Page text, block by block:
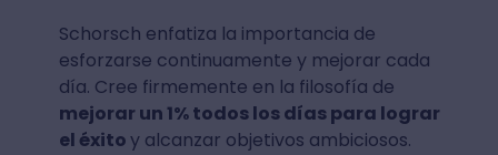
Schorsch enfatiza la importancia de
esforzarse continuamente y mejorar cada
día. Cree firmemente en la filosofía de
mejorar un 1% todos los días para lograr
el éxitoy alcanzar objetivos ambiciosos.